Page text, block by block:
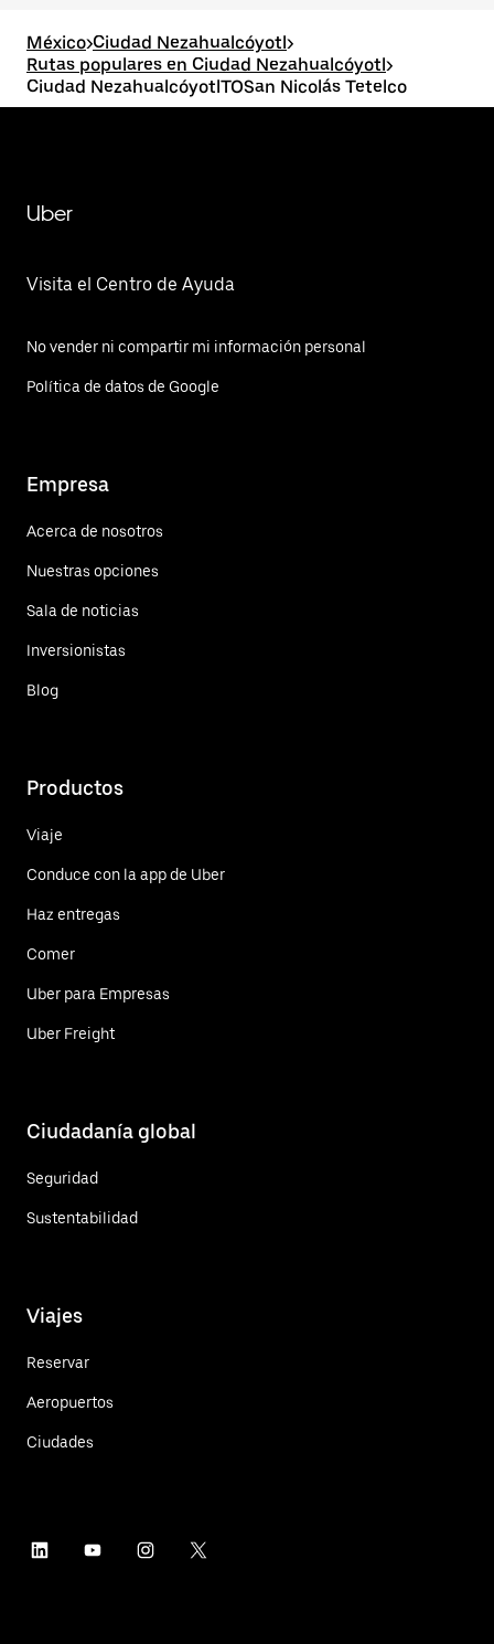
México>Ciudad Nezahualcóyotl>
Rutas populares en Ciudad Nezahualcóyotl>
Ciudad NezahualcóyotlTOSan Nicolás Tetelco
Uber
Visita el Centro de Ayuda
No vender ni compartir mi información personal
Política de datos de Google
Empresa
Acerca de nosotros
Nuestras opciones
Sala de noticias
Inversionistas
Blog
Productos
Viaje
Conduce con la app de Uber
Haz entregas
Comer
Uber para Empresas
Uber Freight
Ciudadanía global
Seguridad
Sustentabilidad
Viajes
Reservar
Aeropuertos
Ciudades